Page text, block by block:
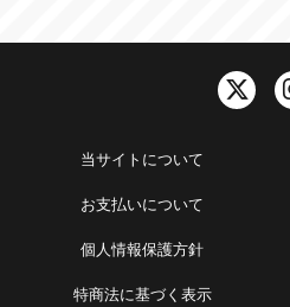
当サイトについて
お支払いについて
個人情報保護方針
特商法に基づく表示